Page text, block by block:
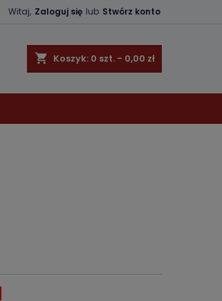
Witaj, Zaloguj się lub Stwórz konto
shopping_cart Koszyk: 0 szt. - 0,00 zł